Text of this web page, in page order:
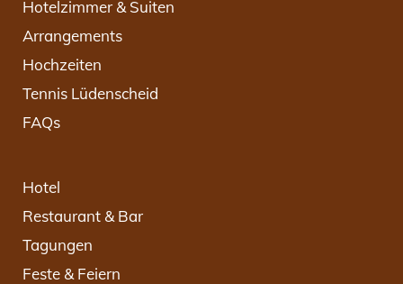
Hotelzimmer & Suiten
Arrangements
Hochzeiten
Tennis Lüdenscheid
FAQs
Hotel
Restaurant & Bar
Tagungen
Feste & Feiern